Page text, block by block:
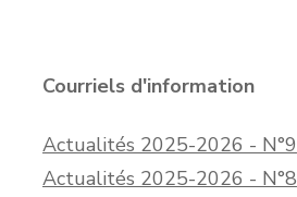
Courriels d'information
Actualités 2025-2026 - N°9
Actualités 2025-2026 - N°8